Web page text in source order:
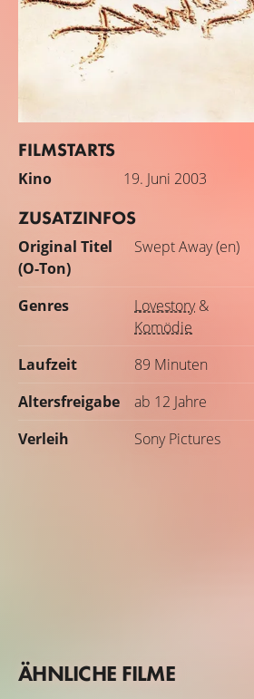
FILMSTARTS
Kino 19. Juni 2003
ZUSATZINFOS
Original Titel
(O-Ton)
Swept Away (en)
Genres Lovestory&
Komödie
Laufzeit
89 Minuten
Altersfreigabe
ab 12 Jahre
Verleih
Sony Pictures
ÄHNLICHE FILME